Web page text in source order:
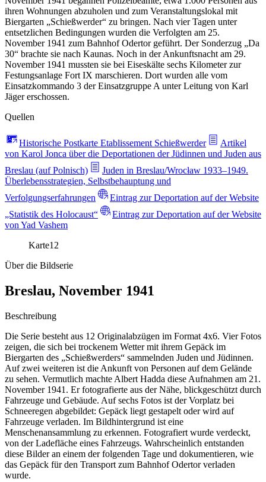
ihren Wohnungen abzuholen und zum Veranstaltungslokal mit
Biergarten „Schießwerder“ zu bringen. Nach vier Tagen unter
entsetzlichen Bedingungen wurden die Verfolgten am 25.
November 1941 zum Bahnhof Odertor geführt. Der Sonderzug „Da
30“ brachte sie nach Kaunas. Noch in der Ankunftsnacht am 29.
November 1941 mussten sie bei Eiseskälte sechs Kilometer zur
Festungsanlage Fort IX marschieren. Dort wurden alle vom
Einsatzkommando 3 der Einsatzgruppe A unter Leitung von Karl
Jäger erschossen.
Quellen
Historische Postkarte Etablissement Schießwerder
Artikel
von Karol Jonca über die Deportationen der Jüdinnen und Juden aus
Breslau (auf Polnisch)
Juden in Breslau/Wrocław 1933–1949.
Überlebensstrategien, Selbstbehauptung und
Verfolgungserfahrungen
Eintrag zur Deportation auf der Website
„Statistik des Holocaust“
Eintrag zur Deportation auf der Website
von Yad Vashem
Karte12
Über die Bildserie
Breslau, November 1941
Beschreibung
Die Serie besteht aus 12 Originalabzügen im Format 4x6. Vier Fotos
zeigen, die sich bei trockenem Wetter mit ihrem Gepäck im
Biergarten des „Schießwerders“ sammelnden Juden und Jüdinnen.
Auf zwei weiteren ist die Ankunft von Personen auf dem Gelände
zu sehen. Vermutlich machte Albert Hadda diese Aufnahmen am 21.
November 1941. Er fotografierte aus der Nähe, blickgeschützt durch
Fahrzeuge und Gebäude. Auf sechs Fotos ist der Vorplatz bei
Schneeregen abgebildet: Gepäck liegt gestapelt oder wird auf
Fahrzeuge verladen. Im Bildhintergrund ist eine
Menschenansammlung zu erkennen. Fotografiert wurde verdeckt,
von der Ladefläche eines Fahrzeugs. Wahrscheinlich entstanden
diese Bilder an einem der folgenden Tage und dokumentieren, wie
das Gepäck für den Transport zum Bahnhof Odertor verladen
wurde.